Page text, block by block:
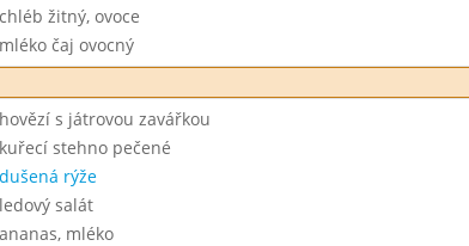
chléb žitný, ovoce
mléko čaj ovocný
hovězí s játrovou zavářkou
kuřecí stehno pečené
dušená rýže
ledový salát
ananas, mléko